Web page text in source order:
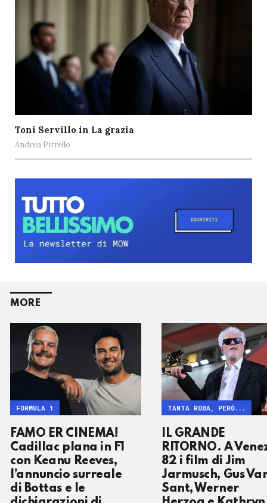
Toni Servillo in La grazia
Andrea Pirrello
MORE
FAMO ER CINEMA!
Cadillac plana in F1
con Keanu Reeves,
l’annuncio surreale
di Bottas e le
FORMULA 1
IL GRANDE
RITORNO. A
82 i film di Jim
Jarmusch, Gus
Sant, Werner
TANTA ROBA, PERÒ...